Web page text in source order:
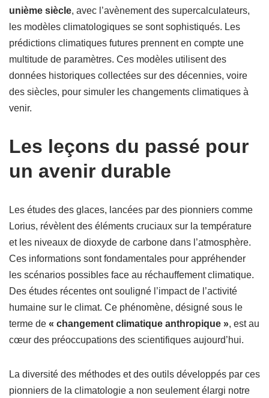
unième siècle, avec l’avènement des supercalculateurs,
les modèles climatologiques se sont sophistiqués. Les
prédictions climatiques futures prennent en compte une
multitude de paramètres. Ces modèles utilisent des
données historiques collectées sur des décennies, voire
des siècles, pour simuler les changements climatiques à
venir.
Les leçons du passé pour
un avenir durable
Les études des glaces, lancées par des pionniers comme
Lorius, révèlent des éléments cruciaux sur la température
et les niveaux de dioxyde de carbone dans l’atmosphère.
Ces informations sont fondamentales pour appréhender
les scénarios possibles face au réchauffement climatique.
Des études récentes ont souligné l’impact de l’activité
humaine sur le climat. Ce phénomène, désigné sous le
terme de « changement climatique anthropique », est au
cœur des préoccupations des scientifiques aujourd’hui.
La diversité des méthodes et des outils développés par ces
pionniers de la climatologie a non seulement élargi notre